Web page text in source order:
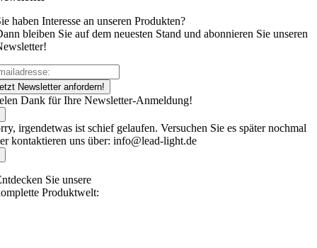
haben Interesse an unseren Produkten?
bleiben Sie auf dem neuesten Stand und abonnieren Sie unseren
Newsletter anfordern!
Dank für Ihre Newsletter-Anmeldung!
irgendetwas ist schief gelaufen. Versuchen Sie es später nochmal
kontaktieren uns über: info@lead-light.de
Sie unsere
Produktwelt: